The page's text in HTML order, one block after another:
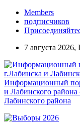
Members
подписчиков
7 августа 2026,
Информационный
и Лабинского
Лабинского района